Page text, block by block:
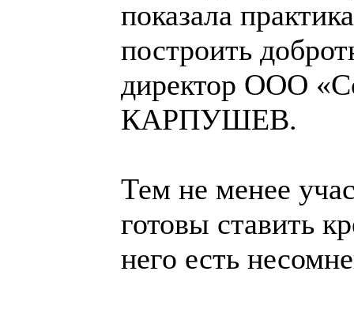
показала
построить
директор ООО
КАРПУШЕВ.
Тем не менее
готовы ставить
него есть